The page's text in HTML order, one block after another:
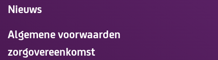
Nieuws
Algemene voorwaarden
zorgovereenkomst